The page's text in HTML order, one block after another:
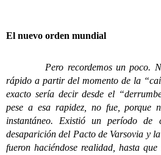
El nuevo orden mundial
Pero recordemos un poco.
rápido a partir del momento de la
exacto sería decir desde el
pese a esa rapidez, no fue, porque
instantáneo. Existió un período
desaparición del Pacto de Varsovia y
fueron haciéndose realidad, hasta